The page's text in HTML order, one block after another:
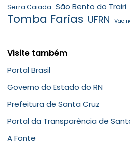
Serra Caiada São Bento do Trairi
Tomba Farias UFRN
Visite também
Portal Brasil
Governo do Estado do RN
Prefeitura de Santa Cruz
Portal da Transparência de
A Fonte